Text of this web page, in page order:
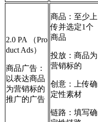
2.0 PA （Pro
duct Ads）
商品广告：
以表达商品
为营销标的
推广的广告
商品：至少上
传并选定1个
商品
投放：商品为
营销标的
创意：上传确
定性素材
链路：填写确